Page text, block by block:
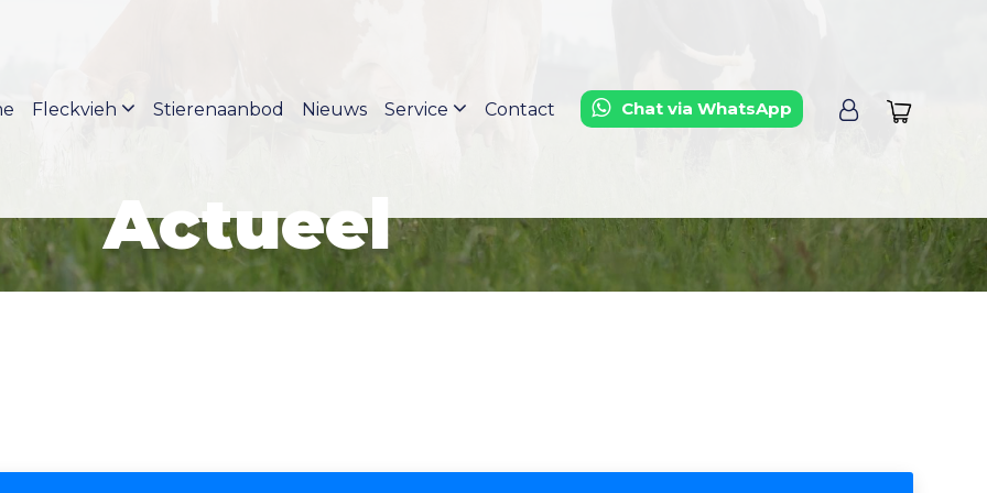
Fleckvieh Stierenaanbod Nieuws Service Contact Chat via WhatsApp
Actueel